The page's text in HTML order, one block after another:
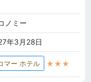
ノミー
年3月28日
マー ホテル ★★★